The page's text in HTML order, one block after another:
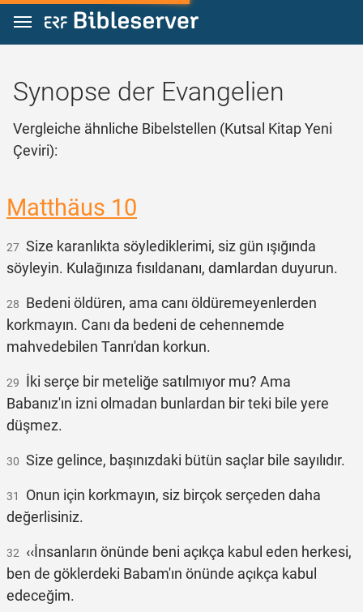
Zum Inhalt springen
Synopse der Evangelien
Vergleiche ähnliche Bibelstellen (Kutsal Kitap Yeni
Çeviri):
Matthäus 10
27 Size karanlıkta söylediklerimi, siz gün ışığında
söyleyin. Kulağınıza fısıldananı, damlardan duyurun.
28 Bedeni öldüren, ama canı öldüremeyenlerden
korkmayın. Canı da bedeni de cehennemde
mahvedebilen Tanrı'dan korkun.
29 İki serçe bir meteliğe satılmıyor mu? Ama
Babanız'ın izni olmadan bunlardan bir teki bile yere
düşmez.
30 Size gelince, başınızdaki bütün saçlar bile sayılıdır.
31
Onun için korkmayın, siz birçok serçeden daha
değerlisiniz.
32 ‹‹İnsanların önünde beni açıkça kabul eden herkesi,
ben de göklerdeki Babam'ın önünde açıkça kabul
edeceğim.